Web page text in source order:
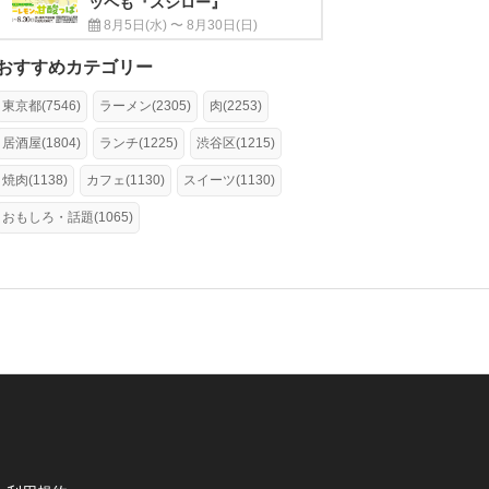
8月5日(水) 〜 8月30日(日)
すすめカテゴリー
東京都(7546) ラーメン(2305) 肉(2253)
居酒屋(1804) ランチ(1225) 渋谷区(1215)
焼肉(1138) カフェ(1130) スイーツ(1130)
おもしろ・話題(1065)